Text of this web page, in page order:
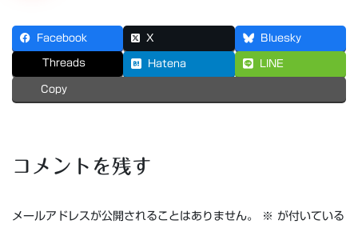
Facebook X Bluesky
Threads Hatena LINE
Copy
コメントを残す
メールアドレスが公開されることはありません。 ※ が付いている